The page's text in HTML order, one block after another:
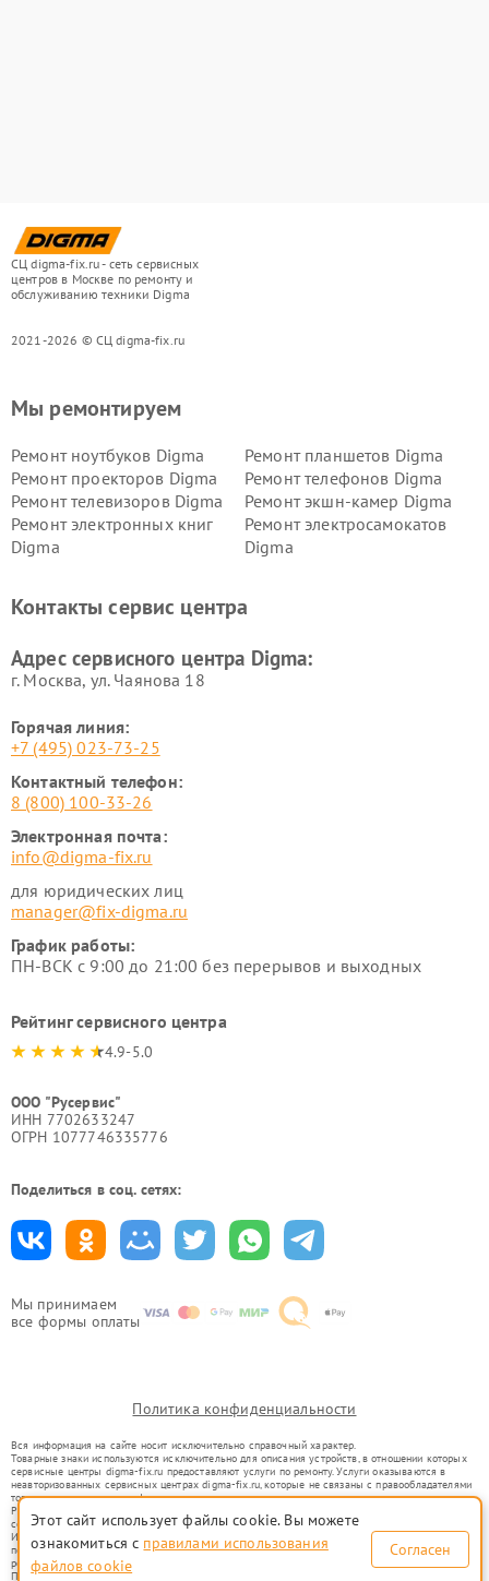
СЦ digma-fix.ru - сеть сервисных
центров в Москве по ремонту и
обслуживанию техники Digma
2021-2026 © СЦ digma-fix.ru
Мы принимаем
все формы оплаты
Мы ремонтируем
Ремонт ноутбуков Digma
Ремонт планшетов Digma
Ремонт проекторов Digma
Ремонт телефонов Digma
Ремонт телевизоров Digma
Ремонт экшн-камер Digma
Ремонт электронных книг
Digma
Ремонт электросамокатов
Digma
Контакты сервис центра
Адрес сервисного центра Digma:
г. Москва, ул. Чаянова 18
Горячая линия:
+7 (495) 023-73-25
Контактный телефон:
8 (800) 100-33-26
Электронная почта:
info@digma-fix.ru
для юридических лиц
manager@fix-digma.ru
График работы:
ПН-ВСК с 9:00 до 21:00 без перерывов и выходных
Рейтинг сервисного центра
4.9-5.0
ООО "Русервис"
ИНН 7702633247
ОГРН 1077746335776
Поделиться в соц. сетях:
Политика конфиденциальности
Вся информация на сайте носит исключительно справочный характер.
Товарные знаки используются исключительно для описания устройств, в отношении которых
сервисные центры digma-fix.ru предоставляют услуги по ремонту. Услуги оказываются в
неавторизованных сервисных центрах digma-fix.ru, которые не связаны с правообладателями
товарных знаков или их официальными представителями.
Ремонт осуществляется для устройств, уже введенных в гражданский оборот в соответствии
со статьей 1487 ГК РФ.
Использование товарных знаков не преследует цели индивидуализации услуг или введения
потребителей в заблуждение, а служит для информирования о предоставляемых услугах по
ремонту техники указанных брендов.
Представленная на сайте информация не является публичной офертой, определяемой
Этот сайт использует файлы cookie. Вы можете
ознакомиться с правилами использования
файлов cookie
Согласен